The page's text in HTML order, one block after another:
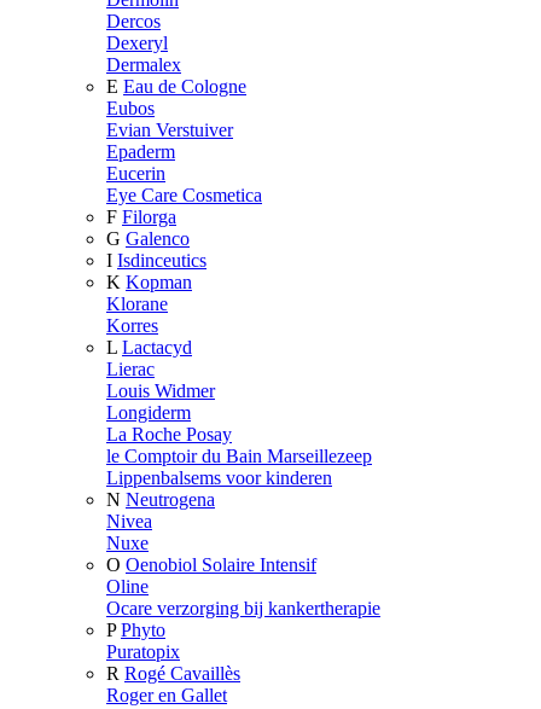
Dercos
Dexeryl
Dermalex
E Eau de Cologne
Eubos
Evian Verstuiver
Epaderm
Eucerin
Eye Care Cosmetica
F Filorga
G Galenco
I Isdinceutics
K Kopman
Klorane
Korres
L Lactacyd
Lierac
Louis Widmer
Longiderm
La Roche Posay
le Comptoir du Bain Marseillezeep
Lippenbalsems voor kinderen
N Neutrogena
Nivea
Nuxe
O Oenobiol Solaire Intensif
Oline
Ocare verzorging bij kankertherapie
P Phyto
Puratopix
R Rogé Cavaillès
Roger en Gallet